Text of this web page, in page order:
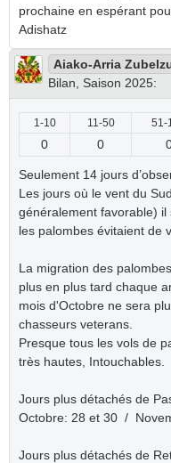
prochaine en espérant
Adishatz
Aiako-Arria
Bilan, Saison 2025:
1-10 11-50 51-
0 0
Seulement 14 jours
Les jours où le vent du
généralement favorable) il
les palombes évitaient de
La migration des
plus en plus tard chaque
mois d'Octobre ne sera
chasseurs veterans.
Presque tous les vols de
très hautes, Intouchables.
Jours plus détachés de
Octobre: 28 et 30 /
Jours plus détachés de